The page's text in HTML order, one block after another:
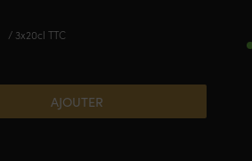
/ 3x20cl TTC
AJOUTER